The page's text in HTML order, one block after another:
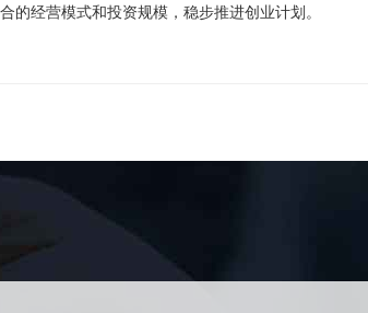
的经营模式和投资规模，稳步推进创业计划。